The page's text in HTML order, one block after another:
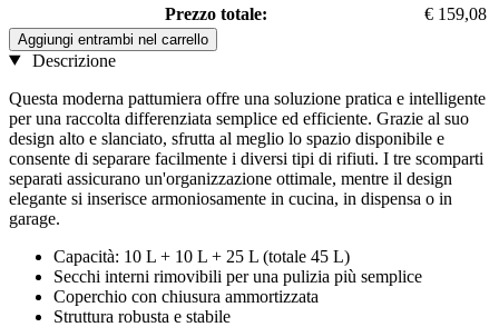
Prezzo totale:
€ 159,08
Aggiungi entrambi nel carrello
Descrizione
Questa moderna pattumiera offre una soluzione pratica e intelligente
per una raccolta differenziata semplice ed efficiente. Grazie al suo
design alto e slanciato, sfrutta al meglio lo spazio disponibile e
consente di separare facilmente i diversi tipi di rifiuti. I tre scomparti
separati assicurano un'organizzazione ottimale, mentre il design
elegante si inserisce armoniosamente in cucina, in dispensa o in
garage.
Capacità: 10 L + 10 L + 25 L (totale 45 L)
Secchi interni rimovibili per una pulizia più semplice
Coperchio con chiusura ammortizzata
Struttura robusta e stabile